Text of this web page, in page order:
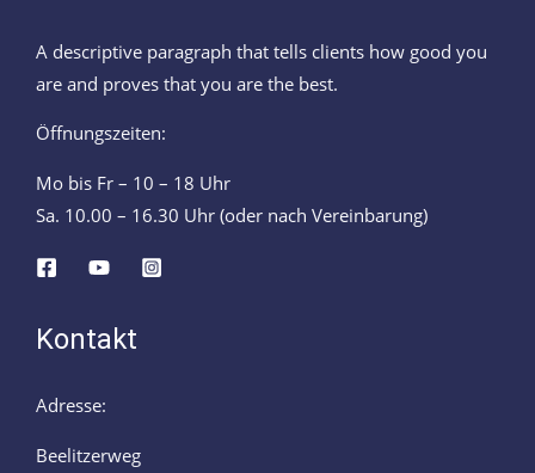
A descriptive paragraph that tells clients how good you
are and proves that you are the best.
Öffnungszeiten:
Mo bis Fr – 10 – 18 Uhr
Sa. 10.00 – 16.30 Uhr (oder nach Vereinbarung)
Kontakt
Adresse:
Beelitzerweg